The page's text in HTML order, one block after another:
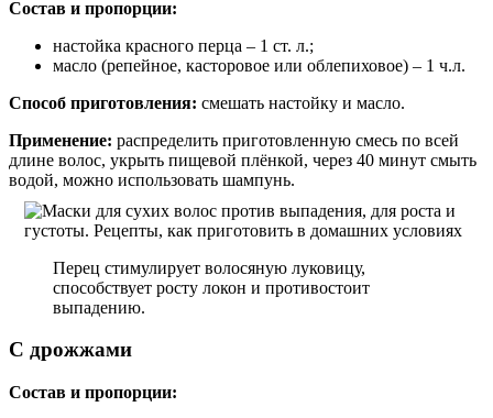
Состав и пропорции:
настойка красного перца – 1 ст. л.;
масло (репейное, касторовое или облепиховое) – 1 ч.л.
Способ приготовления: смешать настойку и масло.
Применение: распределить приготовленную смесь по всей
длине волос, укрыть пищевой плёнкой, через 40 минут смыть
водой, можно использовать шампунь.
Перец стимулирует волосяную луковицу,
способствует росту локон и противостоит
выпадению.
С дрожжами
Состав и пропорции: